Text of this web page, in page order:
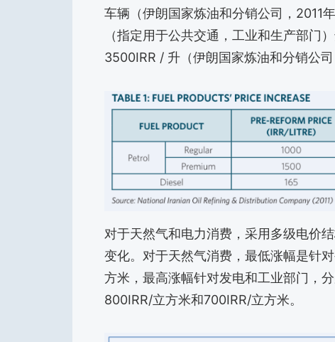
车辆（伊朗国家炼油和分销公司，2011
（指定用于公共交通，工业和生产部门
3500IRR / 升（伊朗国家炼油和分销公司
对于天然气和电力消费，采用多级电价
变化。对于天然气消费，最低涨幅是针
方米，最高涨幅针对发电和工业部门，
800IRR/立方米和700IRR/立方米。